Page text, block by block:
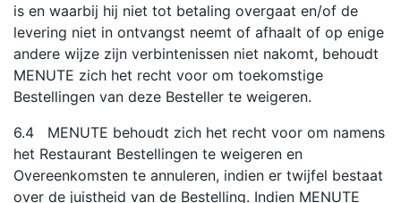
is en waarbij hij niet tot betaling overgaat en/of de
levering niet in ontvangst neemt of afhaalt of op enige
andere wijze zijn verbintenissen niet nakomt, behoudt
MENUTE zich het recht voor om toekomstige
Bestellingen van deze Besteller te weigeren.
6.4 MENUTE behoudt zich het recht voor om namens
het Restaurant Bestellingen te weigeren en
Overeenkomsten te annuleren, indien er twijfel bestaat
over de juistheid van de Bestelling. Indien MENUTE